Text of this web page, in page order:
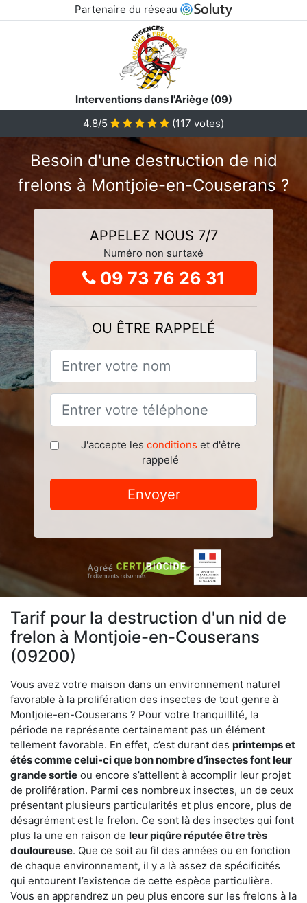
Partenaire du réseau
Interventions dans l'Ariège (09)
4.8/5 (117 votes)
Besoin d'une destruction de nid
frelons à Montjoie-en-Couserans ?
APPELEZ NOUS 7/7
Numéro non surtaxé
09 73 76 26 31
OU ÊTRE RAPPELÉ
J'accepte les conditions et d'être
rappelé
Envoyer
Tarif pour la destruction d'un nid de
frelon à Montjoie-en-Couserans
(09200)
Vous avez votre maison dans un environnement naturel
favorable à la prolifération des insectes de tout genre à
Montjoie-en-Couserans ? Pour votre tranquillité, la
période ne représente certainement pas un élément
tellement favorable. En effet, c’est durant des printemps et
étés comme celui-ci que bon nombre d’insectes font leur
grande sortie ou encore s’attellent à accomplir leur projet
de prolifération. Parmi ces nombreux insectes, un de ceux
présentant plusieurs particularités et plus encore, plus de
désagrément est le frelon. Ce sont là des insectes qui font
plus la une en raison de leur piqûre réputée être très
douloureuse. Que ce soit au fil des années ou en fonction
de chaque environnement, il y a là assez de spécificités
qui entourent l’existence de cette espèce particulière.
Vous en apprendrez un peu plus encore sur les frelons à la